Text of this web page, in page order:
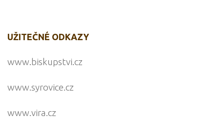
UŽITEČNÉ ODKAZY
www.biskupstvi.cz
www.syrovice.cz
www.vira.cz